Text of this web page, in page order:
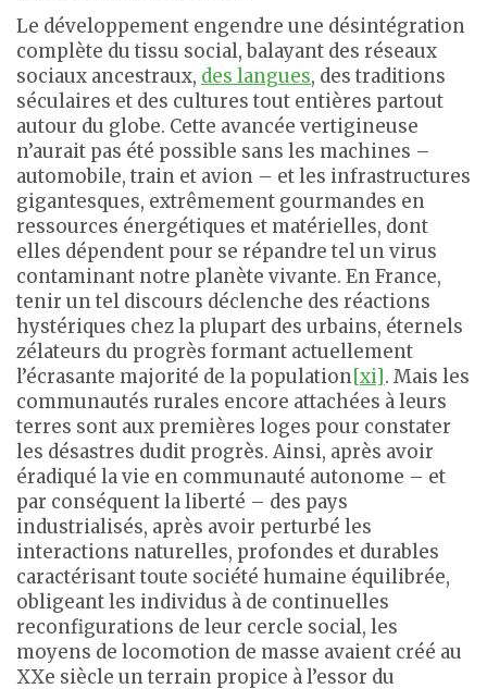
Le développement engendre une désintégration
complète du tissu social, balayant des réseaux
sociaux ancestraux, des langues, des traditions
séculaires et des cultures tout entières partout
autour du globe. Cette avancée vertigineuse
n’aurait pas été possible sans les machines –
automobile, train et avion – et les infrastructures
gigantesques, extrêmement gourmandes en
ressources énergétiques et matérielles, dont
elles dépendent pour se répandre tel un virus
contaminant notre planète vivante. En France,
tenir un tel discours déclenche des réactions
hystériques chez la plupart des urbains, éternels
zélateurs du progrès formant actuellement
l’écrasante majorité de la population[xi]. Mais les
communautés rurales encore attachées à leurs
terres sont aux premières loges pour constater
les désastres dudit progrès. Ainsi, après avoir
éradiqué la vie en communauté autonome – et
par conséquent la liberté – des pays
industrialisés, après avoir perturbé les
interactions naturelles, profondes et durables
caractérisant toute société humaine équilibrée,
obligeant les individus à de continuelles
reconfigurations de leur cercle social, les
moyens de locomotion de masse avaient créé au
XXe siècle un terrain propice à l’essor du